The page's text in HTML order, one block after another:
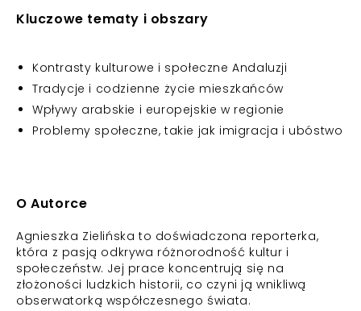
Kluczowe tematy i obszary
Kontrasty kulturowe i społeczne Andaluzji
Tradycje i codzienne życie mieszkańców
Wpływy arabskie i europejskie w regionie
Problemy społeczne, takie jak imigracja i ubóstwo
O Autorce
Agnieszka Zielińska to doświadczona reporterka,
która z pasją odkrywa różnorodność kultur i
społeczeństw. Jej prace koncentrują się na
złożoności ludzkich historii, co czyni ją wnikliwą
obserwatorką współczesnego świata.